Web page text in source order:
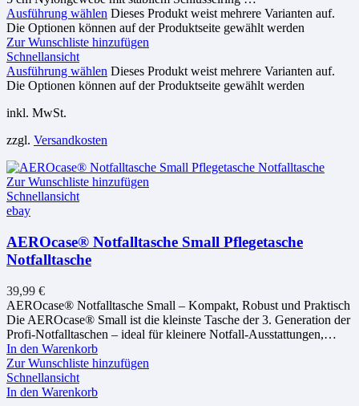
Ausführung wählen Dieses Produkt weist mehrere Varianten auf.
Die Optionen können auf der Produktseite gewählt werden
Zur Wunschliste hinzufügen
Schnellansicht
Ausführung wählen Dieses Produkt weist mehrere Varianten auf.
Die Optionen können auf der Produktseite gewählt werden
inkl. MwSt.
zzgl. Versandkosten
Zur Wunschliste hinzufügen
Schnellansicht
ebay
AEROcase® Notfalltasche Small Pflegetasche
Notfalltasche
39,99 €
AEROcase® Notfalltasche Small – Kompakt, Robust und Praktisch
Die AEROcase® Small ist die kleinste Tasche der 3. Generation der
Profi-Notfalltaschen – ideal für kleinere Notfall-Ausstattungen,…
In den Warenkorb
Zur Wunschliste hinzufügen
Schnellansicht
In den Warenkorb